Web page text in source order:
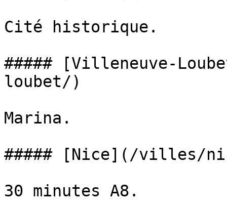
Cité historique.
##### [Villeneuve-
loubet/)
Marina.
##### [Nice](/villes/
30 minutes A8.